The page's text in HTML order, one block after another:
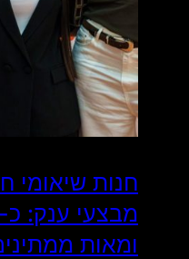
חנות
ומאות